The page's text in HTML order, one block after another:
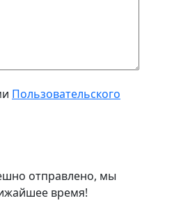
Пользовательского
отправлено, мы
время!